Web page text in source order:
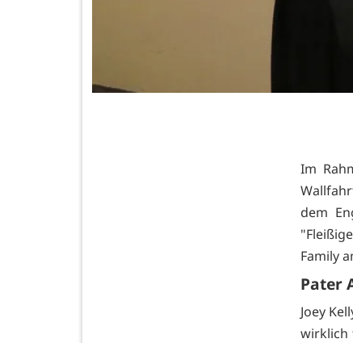
Im
dem
Family
Pater
Joey
wirklich